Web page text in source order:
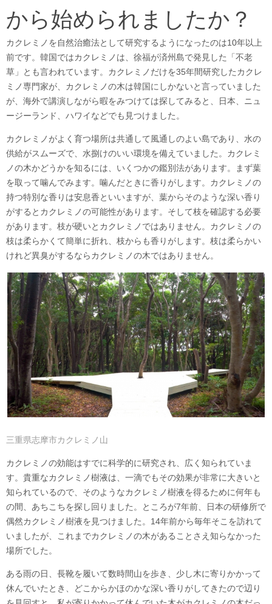
から始められましたか？
カクレミノを自然治癒法として研究するようになったのは10年以上
前です。韓国ではカクレミノは、徐福が済州島で発見した「不老
草」とも言われています。カクレミノだけを35年間研究したカクレ
ミノ専門家が、カクレミノの木は韓国にしかないと言っていました
が、海外で講演しながら暇をみつけては探してみると、日本、ニュ
ージーランド、ハワイなどでも見つけました。
カクレミノがよく育つ場所は共通して風通しのよい島であり、水の
供給がスムーズで、水捌けのいい環境を備えていました。カクレミ
ノの木かどうかを知るには、いくつかの鑑別法があります。まず葉
を取って噛んでみます。噛んだときに香りがします。カクレミノの
持つ特別な香りは安息香といいますが、葉からそのような深い香り
がするとカクレミノの可能性があります。そして枝を確認する必要
があります。枝が硬いとカクレミノではありません。カクレミノの
枝は柔らかくて簡単に折れ、枝からも香りがします。枝は柔らかい
けれど異臭がするならカクレミノの木ではありません。
三重県志摩市カクレミノ山
カクレミノの効能はすでに科学的に研究され、広く知られていま
す。貴重なカクレミノ樹液は、一滴でもその効果が非常に大きいと
知られているので、そのようなカクレミノ樹液を得るために何年も
の間、あちこちを探し回りました。ところが7年前、日本の研修所で
偶然カクレミノ樹液を見つけました。14年前から毎年そこを訪れて
いましたが、これまでカクレミノの木があることさえ知らなかった
場所でした。
ある雨の日、長靴を履いて数時間山を歩き、少し木に寄りかかって
休んでいたとき、どこからかほのかな深い香りがしてきたので辺り